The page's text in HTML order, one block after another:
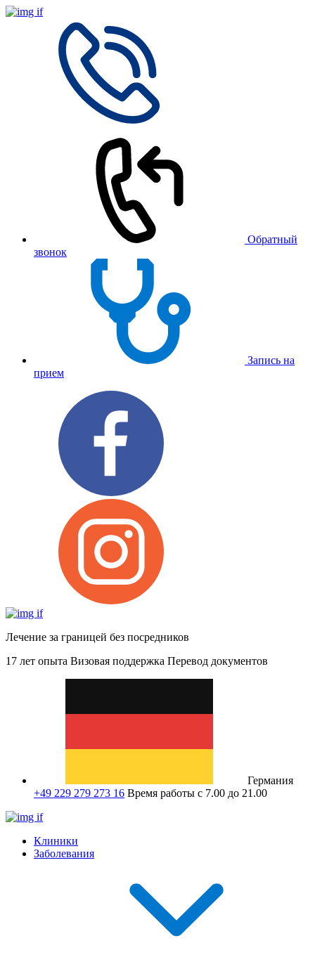
Обратный
звонок
Запись на
прием
Лечение за границей без посредников
17 лет опыта Визовая поддержка Перевод документов
Германия
+49 229 279 273 16 Время работы с 7.00 до 21.00
Клиники
Заболевания